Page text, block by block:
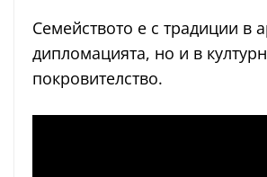
Семейството е с традиции в
дипломацията, но и в
покровителство.